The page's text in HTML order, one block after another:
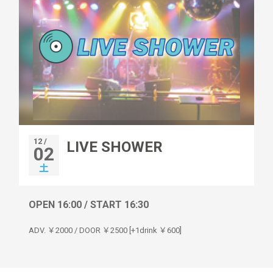
12 /
02
土
LIVE SHOWER
OPEN 16:00 / START 16:30
ADV. ￥2000 / DOOR ￥2500 [+1drink ￥600]